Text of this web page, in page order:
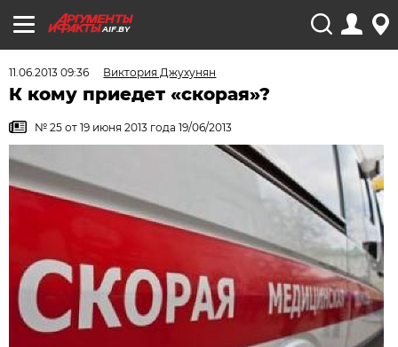
AIF.BY
11.06.2013 09:36 Виктория Джухунян
К кому приедет «скорая»?
№ 25 от 19 июня 2013 года 19/06/2013